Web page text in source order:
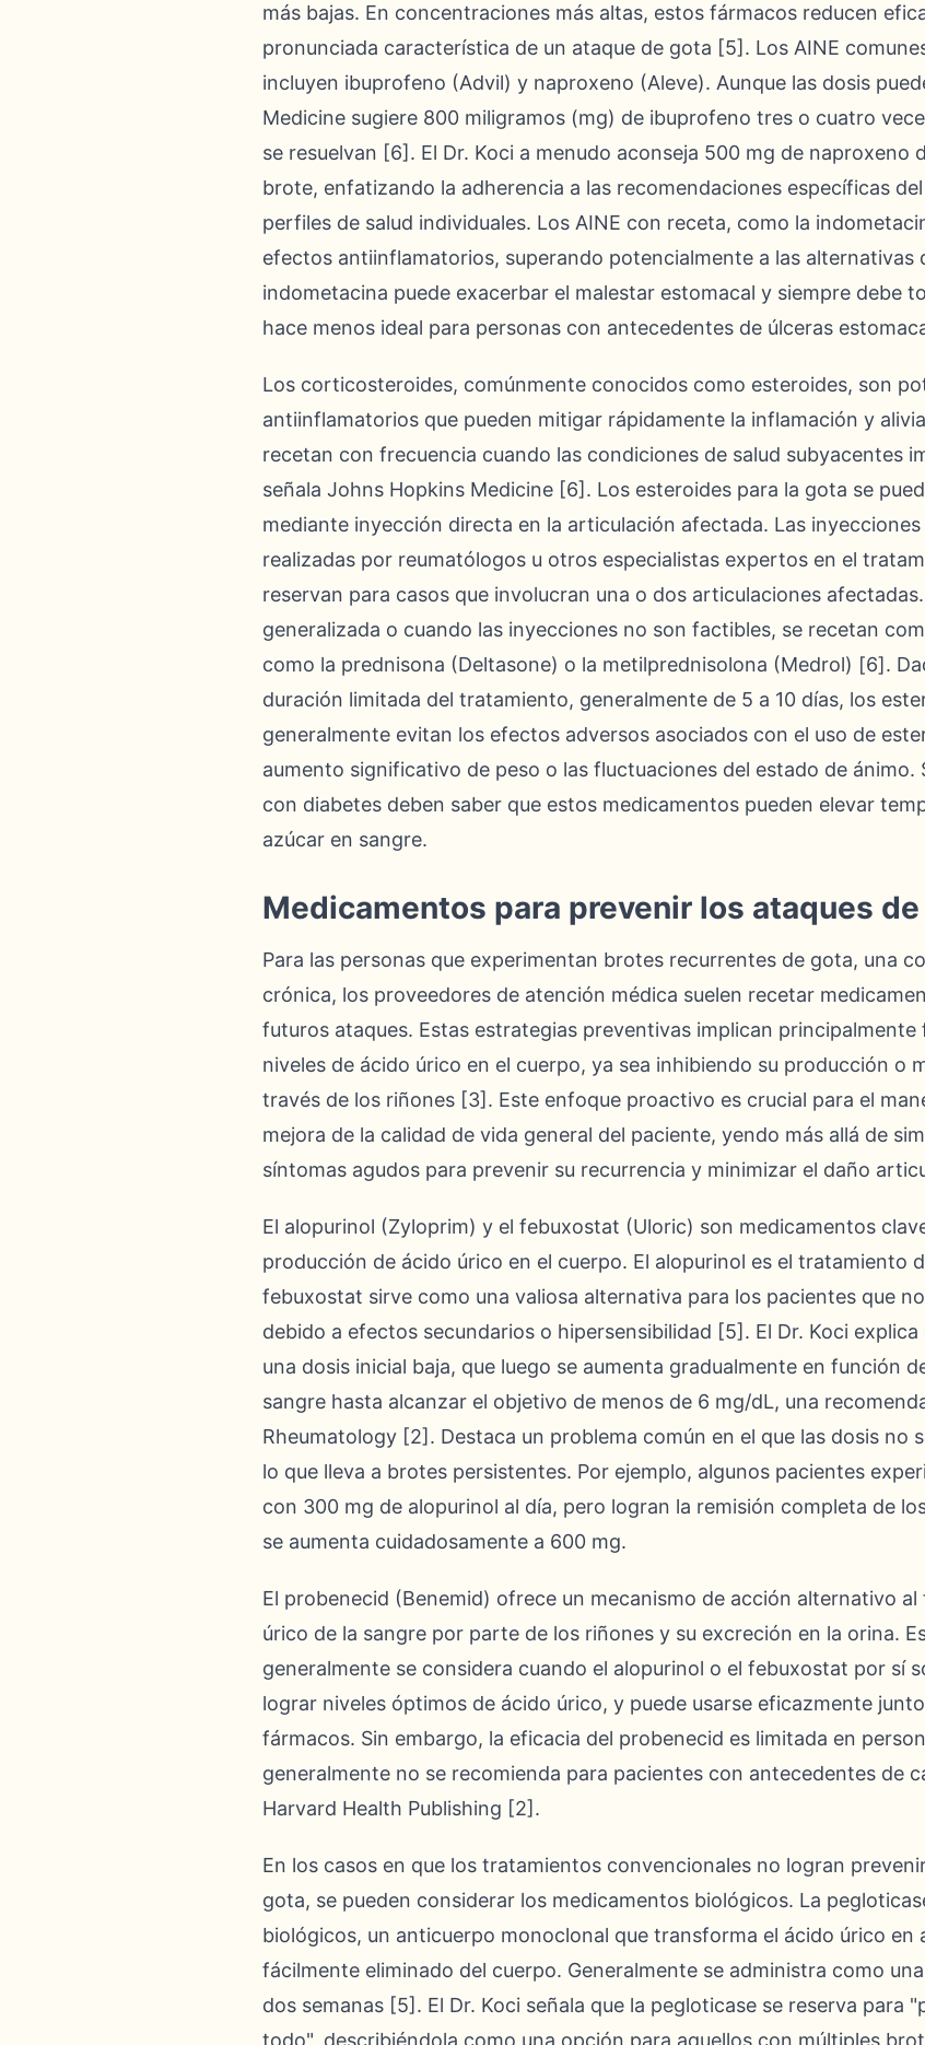
más bajas. En concentraciones más altas, estos fármacos reducen
pronunciada característica de un ataque de gota [5]. Los AINE
incluyen ibuprofeno (Advil) y naproxeno (Aleve). Aunque las dosis
Medicine sugiere 800 miligramos (mg) de ibuprofeno tres o cuatro
se resuelvan [6]. El Dr. Koci a menudo aconseja 500 mg de naproxeno
brote, enfatizando la adherencia a las recomendaciones específicas
perfiles de salud individuales. Los AINE con receta, como la
efectos antiinflamatorios, superando potencialmente a las alternativas
indometacina puede exacerbar el malestar estomacal y siempre debe
hace menos ideal para personas con antecedentes de úlceras
Los corticosteroides, comúnmente conocidos como esteroides, son
antiinflamatorios que pueden mitigar rápidamente la inflamación y
recetan con frecuencia cuando las condiciones de salud subyacentes
señala Johns Hopkins Medicine [6]. Los esteroides para la gota se
mediante inyección directa en la articulación afectada. Las
realizadas por reumatólogos u otros especialistas expertos en el
reservan para casos que involucran una o dos articulaciones
generalizada o cuando las inyecciones no son factibles, se recetan
como la prednisona (Deltasone) o la metilprednisolona (Medrol) [6].
duración limitada del tratamiento, generalmente de 5 a 10 días, los
generalmente evitan los efectos adversos asociados con el uso de
aumento significativo de peso o las fluctuaciones del estado de ánimo.
con diabetes deben saber que estos medicamentos pueden elevar
azúcar en sangre.
Medicamentos para prevenir los ataques
Para las personas que experimentan brotes recurrentes de gota, una
crónica, los proveedores de atención médica suelen recetar
futuros ataques. Estas estrategias preventivas implican principalmente
niveles de ácido úrico en el cuerpo, ya sea inhibiendo su producción o
través de los riñones [3]. Este enfoque proactivo es crucial para el
mejora de la calidad de vida general del paciente, yendo más allá de
síntomas agudos para prevenir su recurrencia y minimizar el daño
El alopurinol (Zyloprim) y el febuxostat (Uloric) son medicamentos
producción de ácido úrico en el cuerpo. El alopurinol es el tratamiento
febuxostat sirve como una valiosa alternativa para los pacientes que
debido a efectos secundarios o hipersensibilidad [5]. El Dr. Koci
una dosis inicial baja, que luego se aumenta gradualmente en función
sangre hasta alcanzar el objetivo de menos de 6 mg/dL, una
Rheumatology [2]. Destaca un problema común en el que las dosis no
lo que lleva a brotes persistentes. Por ejemplo, algunos pacientes
con 300 mg de alopurinol al día, pero logran la remisión completa de
se aumenta cuidadosamente a 600 mg.
El probenecid (Benemid) ofrece un mecanismo de acción alternativo
úrico de la sangre por parte de los riñones y su excreción en la orina.
generalmente se considera cuando el alopurinol o el febuxostat por sí
lograr niveles óptimos de ácido úrico, y puede usarse eficazmente
fármacos. Sin embargo, la eficacia del probenecid es limitada en
generalmente no se recomienda para pacientes con antecedentes de
Harvard Health Publishing [2].
En los casos en que los tratamientos convencionales no logran
gota, se pueden considerar los medicamentos biológicos. La
biológicos, un anticuerpo monoclonal que transforma el ácido úrico en
fácilmente eliminado del cuerpo. Generalmente se administra como
dos semanas [5]. El Dr. Koci señala que la pegloticase se reserva para
todo", describiéndola como una opción para aquellos con múltiples